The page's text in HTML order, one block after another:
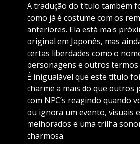
A tradução do título também
como já é costume com os
anteriores. Ela está mais
original em Japonês, mas
certas liberdades como o
personagens e outros termos
É inigualável que este título
charme a mais do que outros
com NPC’s reagindo quando
ou ignora um evento, visuais
melhorados e uma trilha
charmosa.